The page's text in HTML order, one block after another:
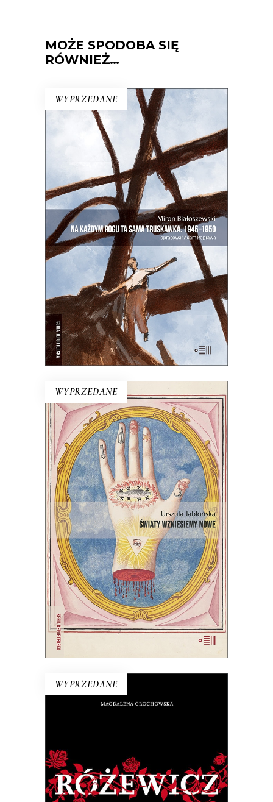
MOŻE SPODOBA SIĘ
RÓWNIEŻ…
WYPRZEDANE
E-BOOK DO KOSZYKA
NA KAŻDYM ROGU TA SAMA
TRUSKAWKA
Zupełnie nowe miasto. Jakaś inna
Warszawa na starych śmieciach. Skąd
się wzięła?
50.00zł 25.00zł
WYPRZEDANE
ŚWIATY WZNIESIEMY NOWE
Wprawdzie niektórzy mówią, że świat
taki, jaki znamy, dobiega końca, ale
jednak wciąż są ludzie, którzy chcą
wymyślać go na nowo.
44.00zł 22.00zł
WYPRZEDANE
RÓŻEWICZ. REKONSTRUKCJA
(tom 1)